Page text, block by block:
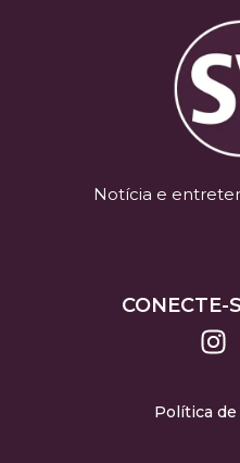
Notícia e
CONECTE-
Política